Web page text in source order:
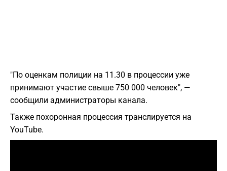
"По оценкам полиции на 11.30 в процессии уже
принимают участие свыше 750 000 человек", —
сообщили администраторы канала.
Также похоронная процессия транслируется на
YouTube.